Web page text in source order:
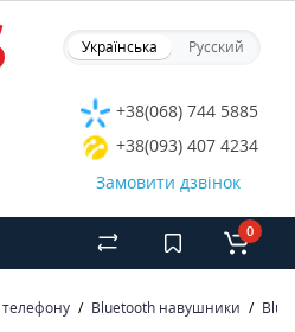
Українська Русский
+38(068) 744 5885
+38(093) 407 4234
Замовити дзвінок
0
Bluetooth навушники